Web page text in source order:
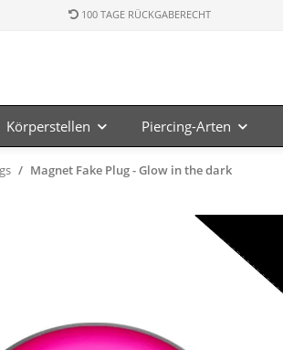
100 TAGE RÜCKGABERECHT
Körperstellen Piercing-Arten
Magnet Fake Plug - Glow in the dark